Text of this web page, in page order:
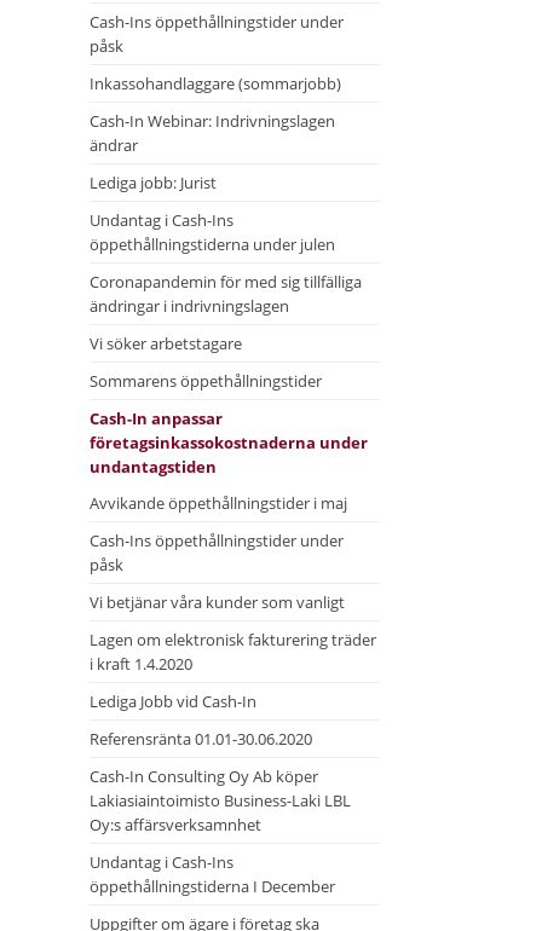
Cash-Ins öppethållningstider under
påsk
Inkassohandlaggare (sommarjobb)
Cash-In Webinar: Indrivningslagen
ändrar
Lediga jobb: Jurist
Undantag i Cash-Ins
öppethållningstiderna under julen
Coronapandemin för med sig tillfälliga
ändringar i indrivningslagen
Vi söker arbetstagare
Sommarens öppethållningstider
Cash-In anpassar
företagsinkassokostnaderna under
undantagstiden
Avvikande öppethållningstider i maj
Cash-Ins öppethållningstider under
påsk
Vi betjänar våra kunder som vanligt
Lagen om elektronisk fakturering träder
i kraft 1.4.2020
Lediga Jobb vid Cash-In
Referensränta 01.01-30.06.2020
Cash-In Consulting Oy Ab köper
Lakiasiaintoimisto Business-Laki LBL
Oy:s affärsverksamnhet
Undantag i Cash-Ins
öppethållningstiderna I December
Uppgifter om ägare i företag ska